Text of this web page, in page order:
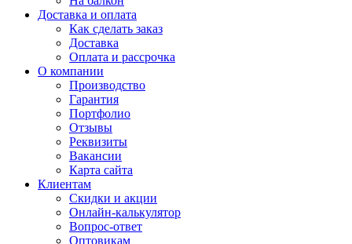
Доставка и оплата
Как сделать заказ
Доставка
Оплата и рассрочка
О компании
Производство
Гарантия
Портфолио
Отзывы
Реквизиты
Вакансии
Карта сайта
Клиентам
Скидки и акции
Онлайн-калькулятор
Вопрос-ответ
Оптовикам